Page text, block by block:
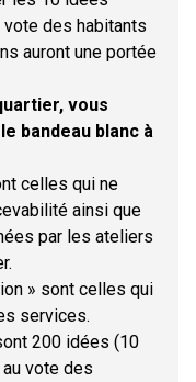
des habitants
auront une portée
vous
bandeau blanc à
celles qui ne
ainsi que
par les ateliers
» sont celles qui
services.
200 idées (10
vote des